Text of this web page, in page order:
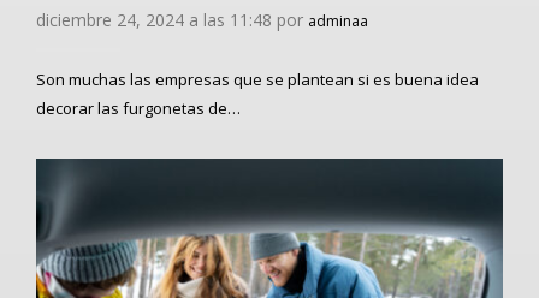
diciembre 24, 2024 a las 11:48 por adminaa
Son muchas las empresas que se plantean si es buena idea
decorar las furgonetas de…